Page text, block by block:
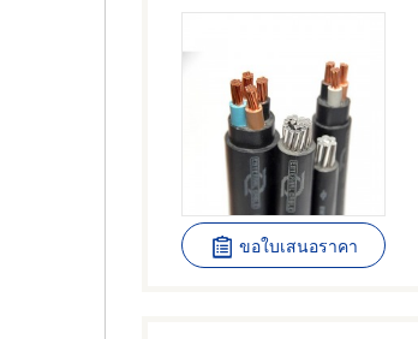
ขอใบเสนอราคา